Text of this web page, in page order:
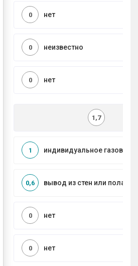
нет
0
неизвестно
0
нет
0
1,7
индивидуальное газовое
1
вывод из стен или пола
0,6
нет
0
нет
0